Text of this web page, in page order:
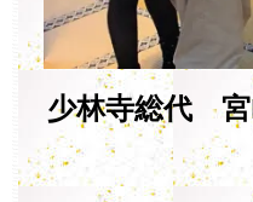
少林寺総代 宮